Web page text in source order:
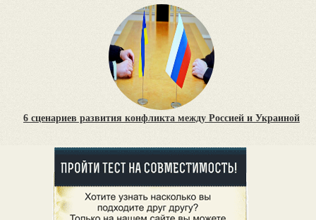
6 сценариев развития конфликта между Россией и Украиной